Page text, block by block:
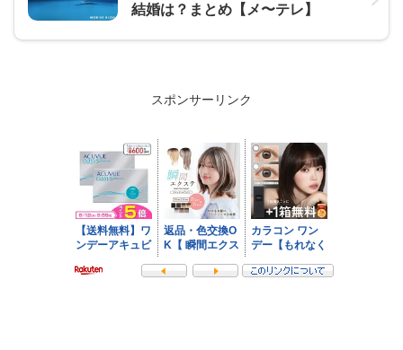
結婚は？まとめ【メ〜テレ】
スポンサーリンク